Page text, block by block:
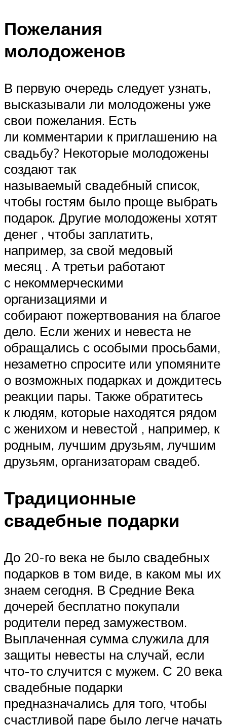
Пожелания
молодоженов
В первую очередь следует узнать,
высказывали ли молодожены уже
свои пожелания. Есть
ли комментарии к приглашению на
свадьбу? Некоторые молодожены
создают так
называемый свадебный список,
чтобы гостям было проще выбрать
подарок. Другие молодожены хотят
денег , чтобы заплатить,
например, за свой медовый
месяц . А третьи работают
с некоммерческими
организациями и
собирают пожертвования на благое
дело. Если жених и невеста не
обращались с особыми просьбами,
незаметно спросите или упомяните
о возможных подарках и дождитесь
реакции пары. Также обратитесь
к людям, которые находятся рядом
с женихом и невестой , например, к
родным, лучшим друзьям, лучшим
друзьям, организаторам свадеб.
Традиционные
свадебные подарки
До 20-го века не было свадебных
подарков в том виде, в каком мы их
знаем сегодня. В Средние Века
дочерей бесплатно покупали
родители перед замужеством.
Выплаченная сумма служила для
защиты невесты на случай, если
что-то случится с мужем. С 20 века
свадебные подарки
предназначались для того, чтобы
счастливой паре было легче начать